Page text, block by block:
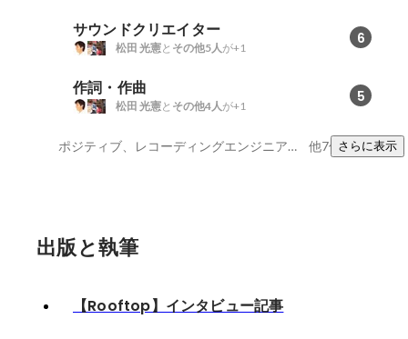
サウンドクリエイター 6
松田 光憲と その他5人が+1
作詞・作曲 5
松田 光憲と その他4人が+1
ポジティブ、レコーディングエンジニア 、傾聴力 他7件さらに表示
出版と執筆
【Rooftop】インタビュー記事